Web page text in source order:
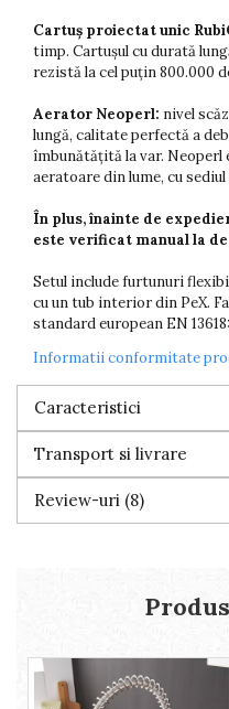
Cartuș proiectat unic
timp. Cartușul cu durată
rezistă la cel puțin 800.000
Aerator Neoperl: nivel
lungă, calitate perfectă a
îmbunătățită la var. Neoperl
aeratoare din lume, cu
În plus, înainte de
este verificat manual la
Setul include furtunuri
cu un tub interior din PeX.
standard european EN
Informatii conformitate
Caracteristici
Transport si livrare
Review-uri (8)